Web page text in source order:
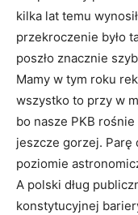
kilka lat temu
przekroczenie było
poszło znacznie
Mamy w tym roku
wszystko to przy w
bo nasze PKB
jeszcze gorzej. Parę
poziomie
A polski dług
konstytucyjnej